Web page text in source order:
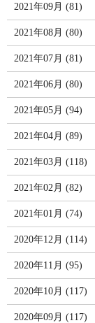
2021年09月 (81)
2021年08月 (80)
2021年07月 (81)
2021年06月 (80)
2021年05月 (94)
2021年04月 (89)
2021年03月 (118)
2021年02月 (82)
2021年01月 (74)
2020年12月 (114)
2020年11月 (95)
2020年10月 (117)
2020年09月 (117)